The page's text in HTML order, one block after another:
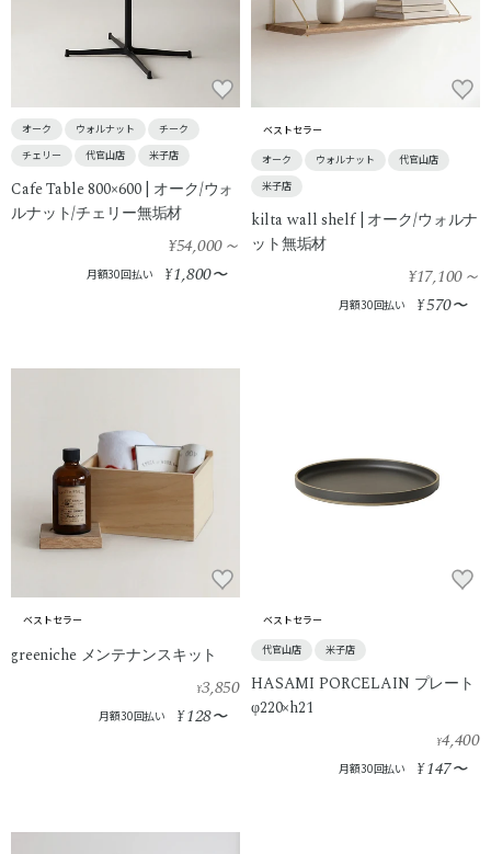
オーク ウォルナット
チーク
チェリー
代官山店 米子店
Cafe Table 800×600 | オーク/ウォ
ルナット/チェリー無垢材
¥54,000～
月額30回払い ¥1,800〜
ベストセラー
オーク ウォルナット
代官山店
米子店
kilta wall shelf | オーク/ウォルナ
ット無垢材
¥17,100～
月額30回払い ¥570〜
ベストセラー
greeniche メンテナンスキット
¥3,850
月額30回払い ¥128〜
ベストセラー
代官山店 米子店
HASAMI PORCELAIN プレート
φ220×h21
¥4,400
月額30回払い ¥147〜